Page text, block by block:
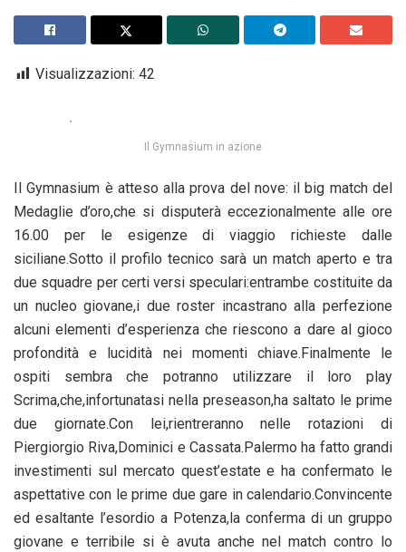
Visualizzazioni: 42
Il Gymnasium in azione
Il Gymnasium è atteso alla prova del nove: il big match del
Medaglie d’oro,che si disputerà eccezionalmente alle ore
16.00 per le esigenze di viaggio richieste dalle
siciliane.Sotto il profilo tecnico sarà un match aperto e tra
due squadre per certi versi speculari:entrambe costituite da
un nucleo giovane,i due roster incastrano alla perfezione
alcuni elementi d’esperienza che riescono a dare al gioco
profondità e lucidità nei momenti chiave.Finalmente le
ospiti sembra che potranno utilizzare il loro play
Scrima,che,infortunatasi nella preseason,ha saltato le prime
due giornate.Con lei,rientreranno nelle rotazioni di
Piergiorgio Riva,Dominici e Cassata.Palermo ha fatto grandi
investimenti sul mercato quest’estate e ha confermato le
aspettative con le prime due gare in calendario.Convincente
ed esaltante l’esordio a Potenza,la conferma di un gruppo
giovane e terribile si è avuta anche nel match contro lo